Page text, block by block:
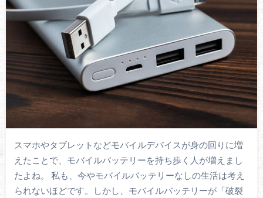
スマホやタブレットなどモバイルデバイスが身の回りに増
えたことで、モバイルバッテリーを持ち歩く人が増えまし
たよね。 私も、今やモバイルバッテリーなしの生活は考え
られないほどです。しかし、モバイルバッテリーが「破裂